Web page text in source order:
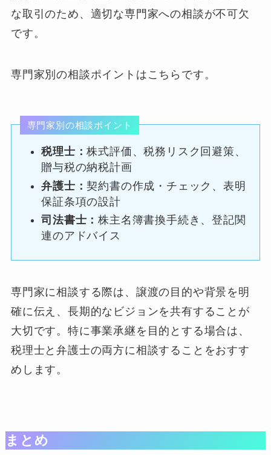
な取引のため、適切な専門家への相談が不可欠
です。
専門家別の相談ポイントはこちらです。
専門家別の相談ポイント
税理士：株式評価、税務リスク回避策、
贈与税の納税計画
弁護士：契約書の作成・チェック、表明
保証条項の設計
司法書士：株主名簿書換手続き、登記関
連のアドバイス
専門家に相談する際は、譲渡の目的や背景を明
確に伝え、長期的なビジョンを共有することが
大切です。特に事業承継を目的とする場合は、
税理士と弁護士の両方に相談することをおすす
めします。
まとめ